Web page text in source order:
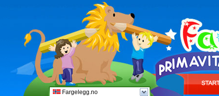
Fargelegg.no